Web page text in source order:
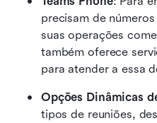
precisam de
suas operações
também oferece
para atender a essa
Opções Dinâmicas
tipos de reuniões,